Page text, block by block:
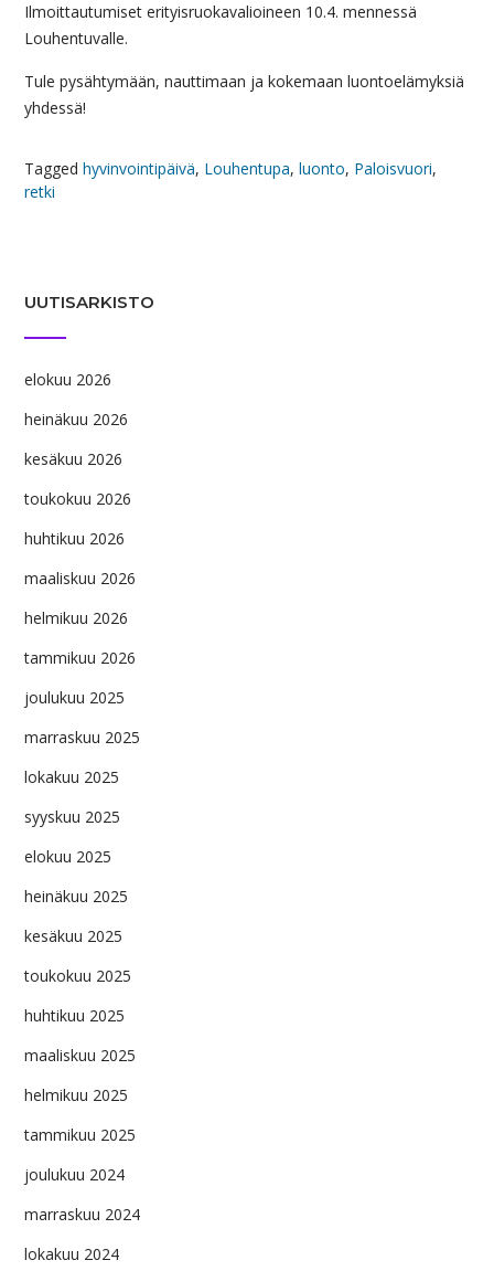
Ilmoittautumiset erityisruokavalioineen 10.4. mennessä
Louhentuvalle.
Tule pysähtymään, nauttimaan ja kokemaan luontoelämyksiä
yhdessä!
Tagged hyvinvointipäivä, Louhentupa, luonto, Paloisvuori,
retki
UUTISARKISTO
elokuu 2026
heinäkuu 2026
kesäkuu 2026
toukokuu 2026
huhtikuu 2026
maaliskuu 2026
helmikuu 2026
tammikuu 2026
joulukuu 2025
marraskuu 2025
lokakuu 2025
syyskuu 2025
elokuu 2025
heinäkuu 2025
kesäkuu 2025
toukokuu 2025
huhtikuu 2025
maaliskuu 2025
helmikuu 2025
tammikuu 2025
joulukuu 2024
marraskuu 2024
lokakuu 2024